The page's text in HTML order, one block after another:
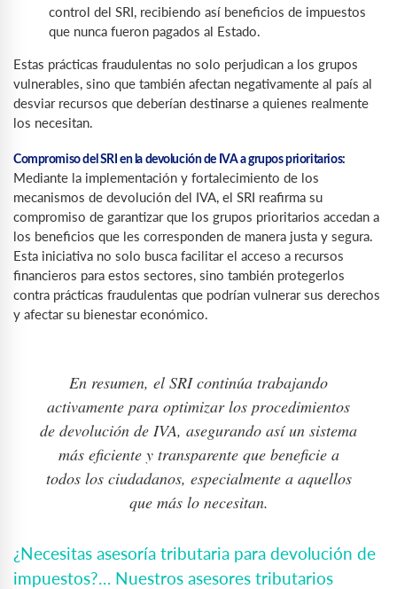
control del SRI, recibiendo así beneficios de impuestos
que nunca fueron pagados al Estado.
Estas prácticas fraudulentas no solo perjudican a los grupos
vulnerables, sino que también afectan negativamente al país al
desviar recursos que deberían destinarse a quienes realmente
los necesitan.
Compromiso del SRI en la devolución de IVA a grupos prioritarios:
Mediante la implementación y fortalecimiento de los
mecanismos de devolución del IVA, el SRI reafirma su
compromiso de garantizar que los grupos prioritarios accedan a
los beneficios que les corresponden de manera justa y segura.
Esta iniciativa no solo busca facilitar el acceso a recursos
financieros para estos sectores, sino también protegerlos
contra prácticas fraudulentas que podrían vulnerar sus derechos
y afectar su bienestar económico.
En resumen, el SRI continúa trabajando
activamente para optimizar los procedimientos
de devolución de IVA, asegurando así un sistema
más eficiente y transparente que beneficie a
todos los ciudadanos, especialmente a aquellos
que más lo necesitan.
¿Necesitas asesoría tributaria para devolución de
impuestos?… Nuestros asesores tributarios